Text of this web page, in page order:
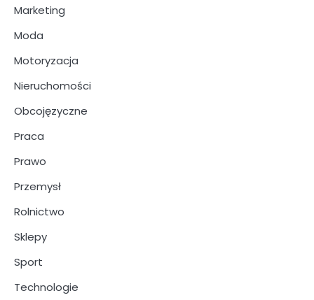
Marketing
Moda
Motoryzacja
Nieruchomości
Obcojęzyczne
Praca
Prawo
Przemysł
Rolnictwo
Sklepy
Sport
Technologie